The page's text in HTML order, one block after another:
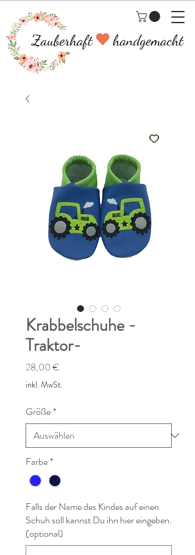
Krabbelschuhe -
Traktor-
28,00 €
inkl. MwSt.
Größe*
Farbe*
Falls der Name des Kindes auf einen
Schuh soll kannst Du ihn hier eingeben.
(optional)